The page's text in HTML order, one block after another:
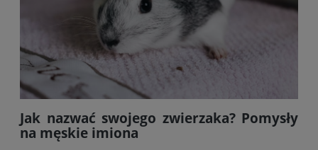
Jak nazwać swojego zwierzaka? Pomysły
na męskie imiona